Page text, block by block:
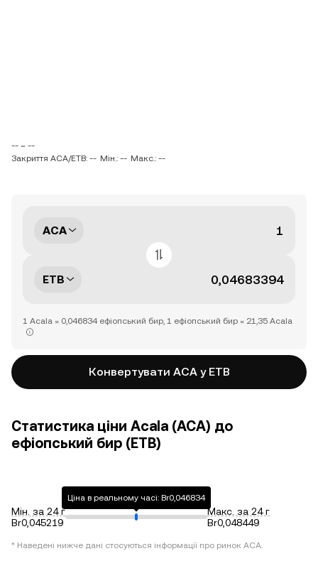
-- ~ --
Закриття ACA/ETB: -- Мін.: -- Макс.: --
ACA
ETB
1 Acala = 0,046834 ефіопський бир, 1 ефіопський бир = 21,35 Acala
Конвертувати ACA у ETB
Статистика ціни Acala (ACA) до
ефіопський бир (ETB)
Мін. за 24 г
Br0,045219
Ціна в реальному часі: Br0,046834
Макс. за 24 г
Br0,048449
* Наведені нижче дані стосуються інформації про ринок ACA.